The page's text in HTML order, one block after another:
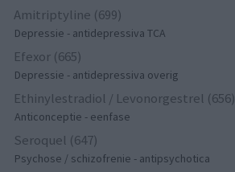
Amitriptyline (699)
Depressie - antidepressiva TCA
Efexor (665)
Depressie - antidepressiva overig
Ethinylestradiol / Levonorgestrel (656)
Anticonceptie - eenfase
Seroquel (647)
Psychose / schizofrenie - antipsychotica